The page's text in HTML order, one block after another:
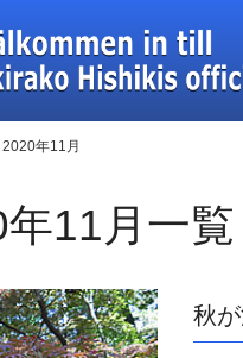
2020年11月
11月一覧
秋